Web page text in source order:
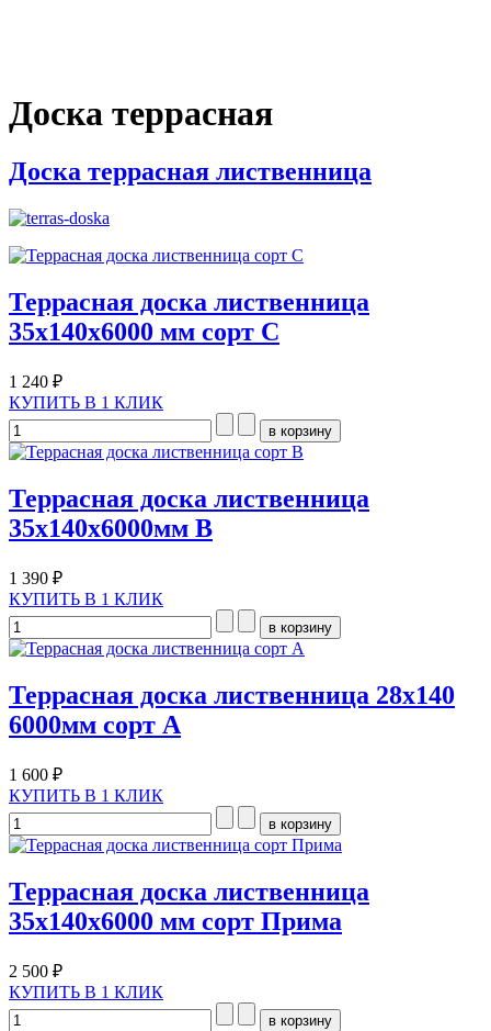
Доска террасная
Доска террасная лиственница
Террасная доска лиственница
35х140х6000 мм сорт С
1 240 ₽
КУПИТЬ В 1 КЛИК
Террасная доска лиственница
35х140х6000мм В
1 390 ₽
КУПИТЬ В 1 КЛИК
Террасная доска лиственница 28х140
6000мм сорт А
1 600 ₽
КУПИТЬ В 1 КЛИК
Террасная доска лиственница
35х140х6000 мм сорт Прима
2 500 ₽
КУПИТЬ В 1 КЛИК